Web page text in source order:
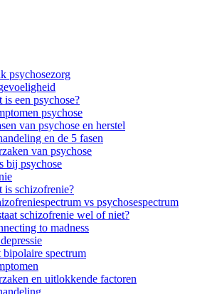
psychosezorg
is een psychose?
psychose
van psychose en herstel
en de 5 fasen
van psychose
bij psychose
is schizofrenie?
vs psychosespectrum
schizofrenie wel of niet?
to madness
bipolaire spectrum
en uitlokkende factoren